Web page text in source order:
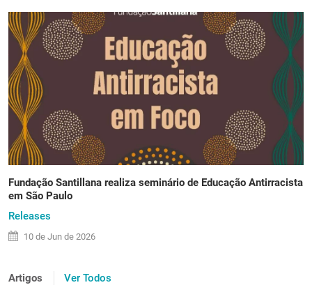
Fundação Santillana realiza seminário de Educação Antirracista
em São Paulo
Releases
10 de Jun de 2026
Artigos Ver Todos